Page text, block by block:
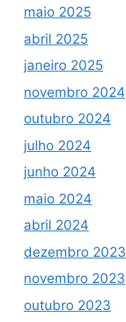
maio 2025
abril 2025
janeiro 2025
novembro 2024
outubro 2024
julho 2024
junho 2024
maio 2024
abril 2024
dezembro 2023
novembro 2023
outubro 2023